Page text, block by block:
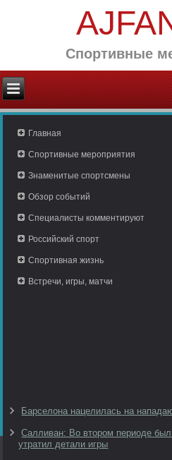
Спортивные
Главная
Спортивные мероприятия
Знаменитые спортсмены
Обзор событий
Специалисты комментируют
Российский спорт
Спортивная жизнь
Встречи, игры, матчи
Барселона нацелилась на
Салливан: Во втором периоде был
утратил детали игры